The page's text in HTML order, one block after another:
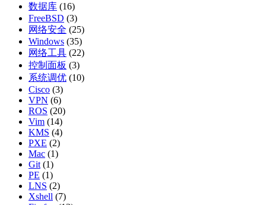
数据库 (16)
FreeBSD (3)
网络安全 (25)
Windows (35)
网络工具 (22)
控制面板 (3)
系统调优 (10)
Cisco (3)
VPN (6)
ROS (20)
Vim (14)
KMS (4)
PXE (2)
Mac (1)
Git (1)
PE (1)
LNS (2)
Xshell (7)